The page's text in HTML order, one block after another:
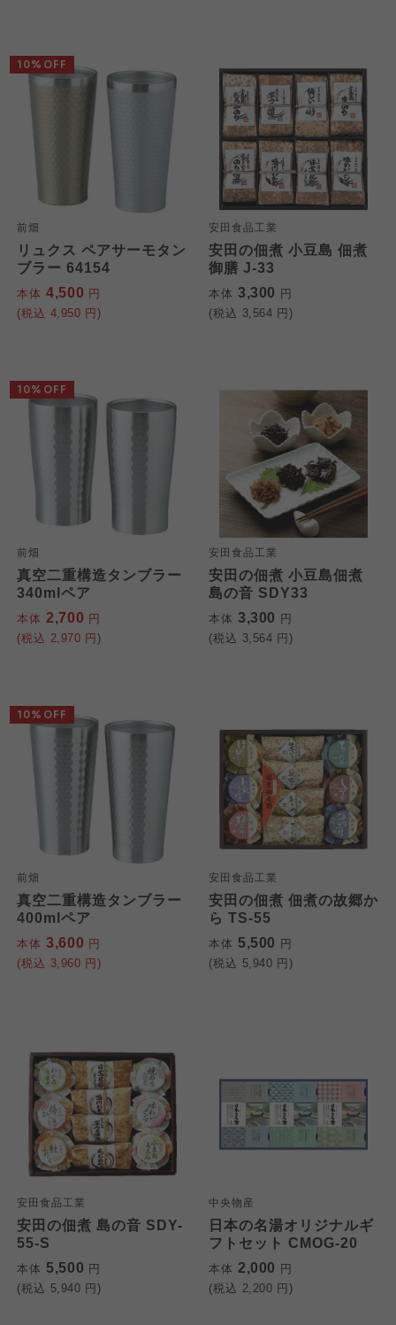
前畑
リュクス ペアサーモタン
ブラー 64154
本体 4,500 円
(税込 4,950 円)
10%OFF
安田食品工業
安田の佃煮 小豆島 佃煮
御膳 J-33
本体 3,300 円
(税込 3,564 円)
前畑
真空二重構造タンブラー
340mlペア
本体 2,700 円
(税込 2,970 円)
10%OFF
安田食品工業
安田の佃煮 小豆島佃煮
島の音 SDY33
本体 3,300 円
(税込 3,564 円)
前畑
真空二重構造タンブラー
400mlペア
本体 3,600 円
(税込 3,960 円)
10%OFF
安田食品工業
安田の佃煮 佃煮の故郷か
ら TS-55
本体 5,500 円
(税込 5,940 円)
安田食品工業
安田の佃煮 島の音 SDY-
55-S
本体 5,500 円
(税込 5,940 円)
中央物産
日本の名湯オリジナルギ
フトセット CMOG-20
本体 2,000 円
(税込 2,200 円)